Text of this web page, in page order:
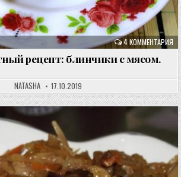
4 КОММЕНТАРИЯ
рецепт: блинчики с мясом.
NATASHA 17.10.2019